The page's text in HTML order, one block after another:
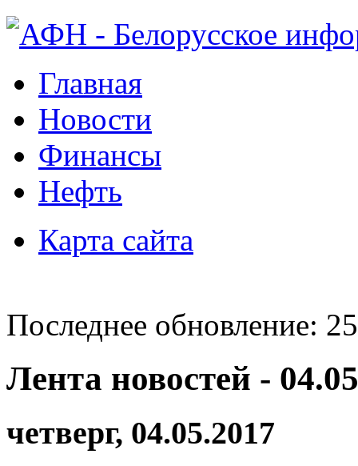
Главная
Новости
Финансы
Нефть
Карта сайта
Последнее обновление:
Лента новостей -
четверг, 04.05.2017